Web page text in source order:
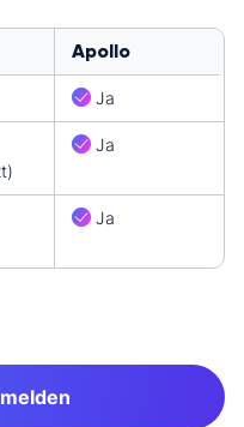
Apollo
Ja
Ja
Ja